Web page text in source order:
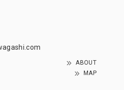
ABOUT
MAP